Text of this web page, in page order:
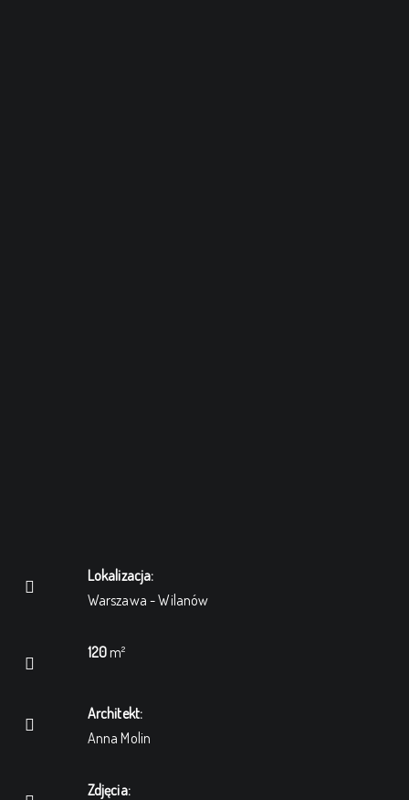
Lokalizacja:
Warszawa - Wilanów
120m²
Architekt:
Anna Molin
Zdjęcia: